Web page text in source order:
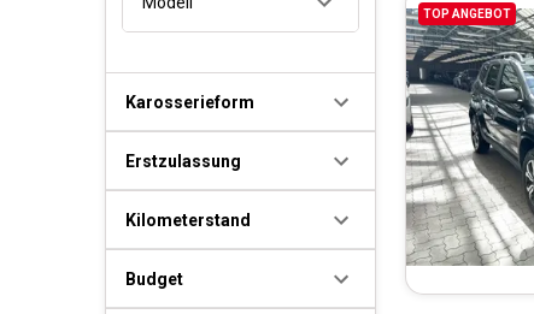
Karosserieform
Erstzulassung
Kilometerstand
Budget
TOP ANGEBOT